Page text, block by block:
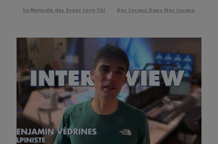
La Matinale des Super Lève-Tôt Des Locaux Dans Nos Locaux